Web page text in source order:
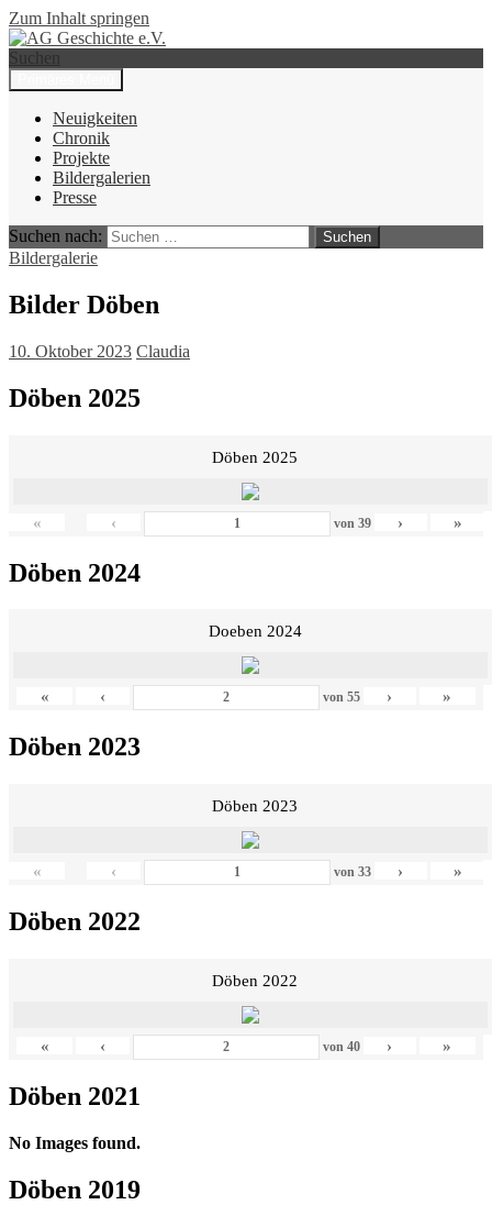
Zum Inhalt springen
AG Geschichte e.V.
Suchen
Neuigkeiten
Chronik
Projekte
Bildergalerien
Presse
Suchen nach:
Bildergalerie
Bilder Döben
10. Oktober 2023 Claudia
Döben 2025
Döben 2025
« ‹ von 39 › »
Döben 2024
Doeben 2024
« ‹ von 55 › »
Döben 2023
Döben 2023
« ‹ von 33 › »
Döben 2022
Döben 2022
« ‹ von 40 › »
Döben 2021
No Images found.
Döben 2019